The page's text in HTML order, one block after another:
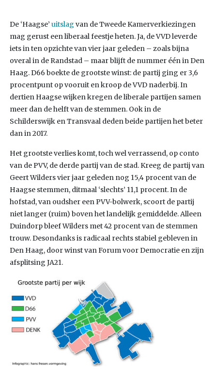
De ‘Haagse’ uitslag van de Tweede Kamerverkiezingen
mag gerust een liberaal feestje heten. Ja, de VVD leverde
iets in ten opzichte van vier jaar geleden – zoals bijna
overal in de Randstad – maar blijft de nummer één in Den
Haag. D66 boekte de grootste winst: de partij ging er 3,6
procentpunt op vooruit en kroop de VVD naderbij. In
dertien Haagse wijken kregen de liberale partijen samen
meer dan de helft van de stemmen. Ook in de
Schilderswijk en Transvaal deden beide partijen het beter
dan in 2017.
Het grootste verlies komt, toch wel verrassend, op conto
van de PVV, de derde partij van de stad. Kreeg de partij van
Geert Wilders vier jaar geleden nog 15,4 procent van de
Haagse stemmen, ditmaal ‘slechts’ 11,1 procent. In de
hofstad, van oudsher een PVV-bolwerk, scoort de partij
niet langer (ruim) boven het landelijk gemiddelde. Alleen
Duindorp bleef Wilders met 42 procent van de stemmen
trouw. Desondanks is radicaal rechts stabiel gebleven in
Den Haag, door winst van Forum voor Democratie en zijn
afsplitsing JA21.